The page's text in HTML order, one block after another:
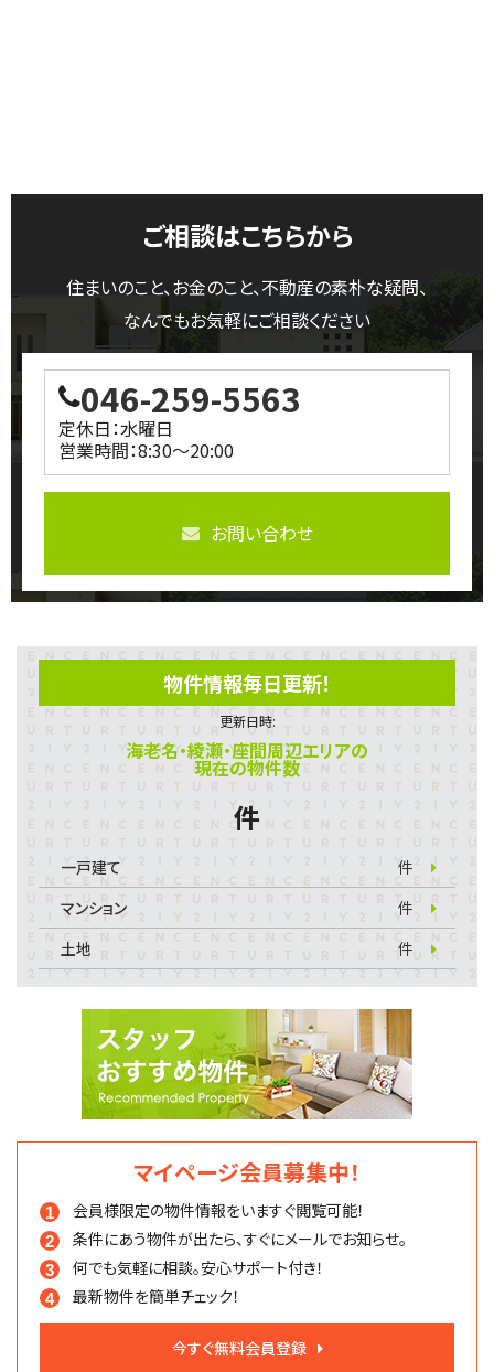
ご相談はこちらから
住まいのこと、お金のこと、不動産の素朴な疑問、
なんでもお気軽にご相談ください
046-259-5563
定休日：水曜日
営業時間：8:30～20:00
お問い合わせ
物件情報毎日更新！
更新日時:
海老名・綾瀬・座間周辺エリアの
現在の物件数
件
一戸建て
件
マンション
件
土地
件
マイページ会員募集中！
会員様限定の物件情報をいますぐ閲覧可能！
条件にあう物件が出たら、すぐにメールでお知らせ。
何でも気軽に相談。安心サポート付き！
最新物件を簡単チェック！
今すぐ無料会員登録